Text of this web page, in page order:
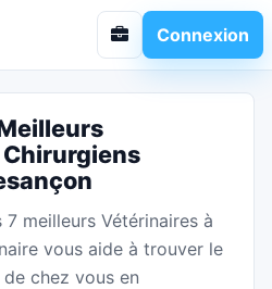
Connexion
meilleurs Vétérinaires à
vous aide à trouver le
chez vous en